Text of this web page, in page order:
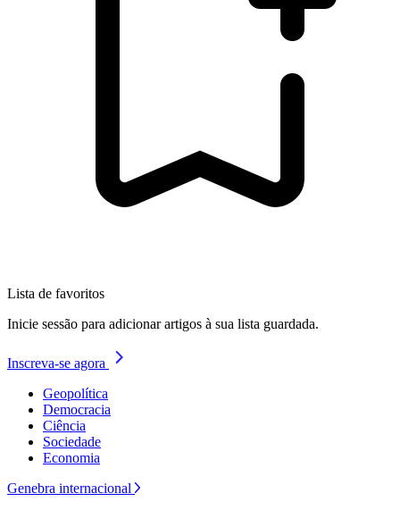
Lista de favoritos
Inicie sessão para adicionar artigos à sua lista guardada.
Inscreva-se agora
Geopolítica
Democracia
Ciência
Sociedade
Economia
Genebra internacional